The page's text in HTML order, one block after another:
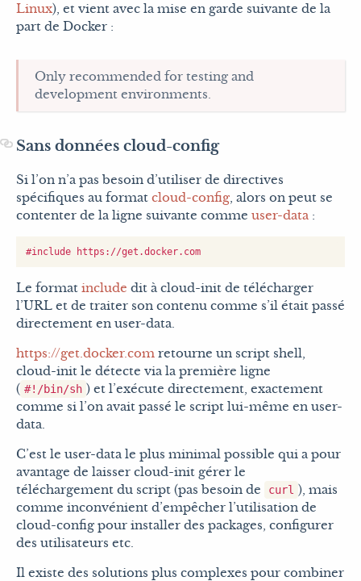
Linux), et vient avec la mise en garde suivante de la
part de Docker :
Only recommended for testing and
development environments.
Sans données cloud-config
Si l’on n’a pas besoin d’utiliser de directives
spécifiques au format cloud-config , alors on peut se
contenter de la ligne suivante comme user-data :
Le format include dit à cloud-init de télécharger
l’URL et de traiter son contenu comme s’il était passé
directement en user-data.
https://get.docker.com retourne un script shell,
cloud-init le détecte via la première ligne
( #!/bin/sh ) et l’exécute directement, exactement
comme si l’on avait passé le script lui-même en user-
data.
C’est le user-data le plus minimal possible qui a pour
avantage de laisser cloud-init gérer le
téléchargement du script (pas besoin de
curl ), mais
comme inconvénient d’empêcher l’utilisation de
cloud-config pour installer des packages, configurer
des utilisateurs etc.
Il existe des solutions plus complexes pour combiner